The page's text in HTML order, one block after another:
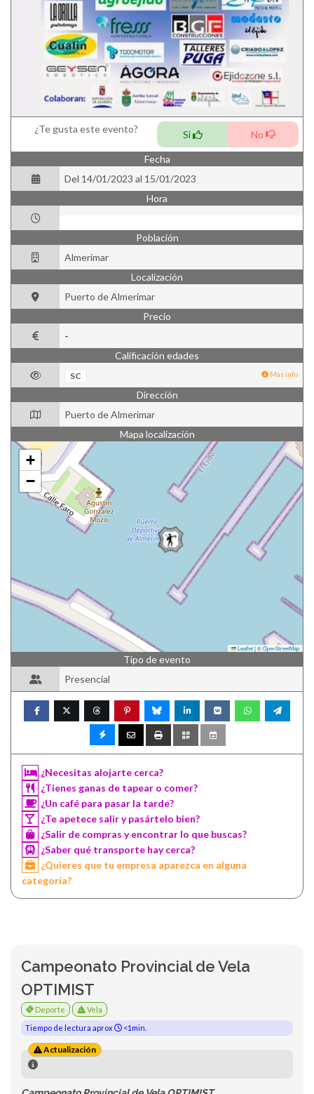
¿Te gusta este evento? Si No
Fecha
Del 14/01/2023 al 15/01/2023
Hora
Población
Almerimar
Localización
Puerto de Almerimar
Precio
-
Calificación edades
SC Más info
Dirección
Puerto de Almerimar
Mapa localización
+
−
Leaflet|©OpenStreetMap
Tipo de evento
Presencial
¿Necesitas alojarte cerca?
¿Tienes ganas de tapear o comer?
¿Un café para pasar la tarde?
¿Te apetece salir y pasártelo bien?
¿Salir de compras y encontrar lo que buscas?
¿Saber qué transporte hay cerca?
¿Quieres que tu empresa aparezca en alguna
categoría?
Campeonato Provincial de Vela
OPTIMIST
Deporte
Vela
Tiempo de lectura aprox
<1min.
Actualización